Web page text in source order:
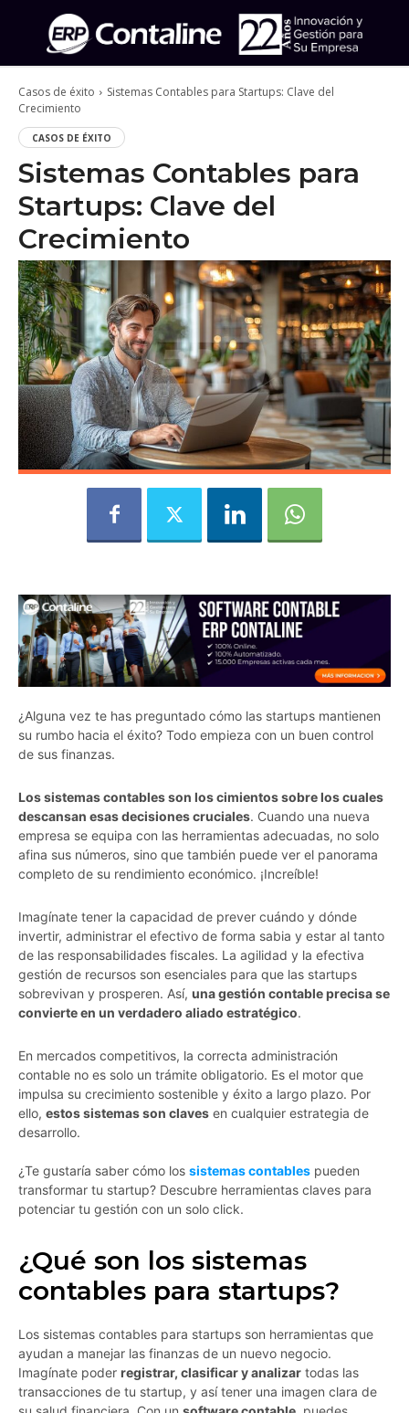
Casos de éxito
Sistemas Contables para Startups: Clave del
Crecimiento
CASOS DE ÉXITO
Sistemas Contables para
Startups: Clave del
Crecimiento
¿Alguna vez te has preguntado cómo las startups mantienen
su rumbo hacia el éxito? Todo empieza con un buen control
de sus finanzas.
Los sistemas contables son los cimientos sobre los cuales
descansan esas decisiones cruciales. Cuando una nueva
empresa se equipa con las herramientas adecuadas, no solo
afina sus números, sino que también puede ver el panorama
completo de su rendimiento económico. ¡Increíble!
Imagínate tener la capacidad de prever cuándo y dónde
invertir, administrar el efectivo de forma sabia y estar al tanto
de las responsabilidades fiscales. La agilidad y la efectiva
gestión de recursos son esenciales para que las startups
sobrevivan y prosperen. Así, una gestión contable precisa se
convierte en un verdadero aliado estratégico.
En mercados competitivos, la correcta administración
contable no es solo un trámite obligatorio. Es el motor que
impulsa su crecimiento sostenible y éxito a largo plazo. Por
ello, estos sistemas son claves en cualquier estrategia de
desarrollo.
¿Te gustaría saber cómo los sistemas contables pueden
transformar tu startup? Descubre herramientas claves para
potenciar tu gestión con un solo click.
¿Qué son los sistemas
contables para startups?
Los sistemas contables para startups son herramientas que
ayudan a manejar las finanzas de un nuevo negocio.
Imagínate poder registrar, clasificar y analizar todas las
transacciones de tu startup, y así tener una imagen clara de